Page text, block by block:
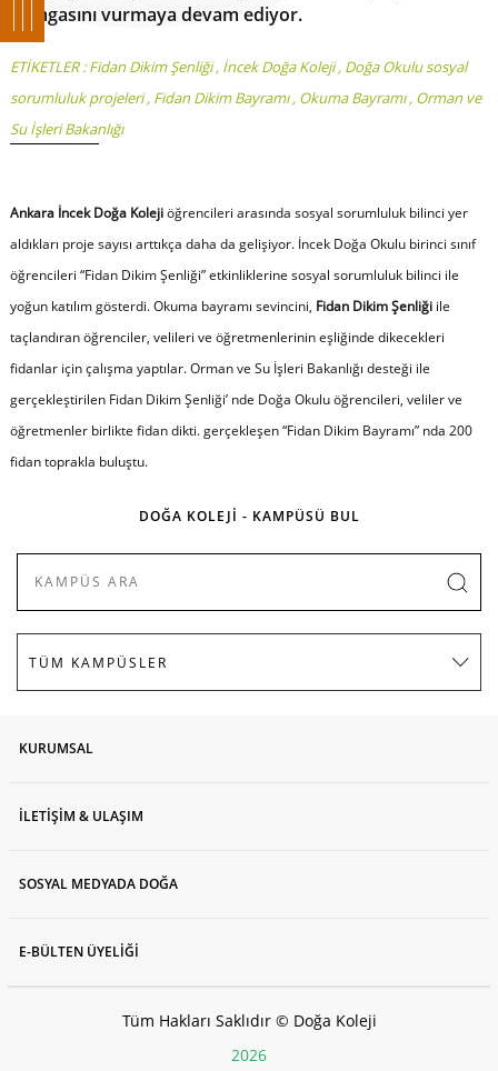
damgasını vurmaya devam ediyor.
ETİKETLER :Fidan Dikim Şenliği, İncek Doğa Koleji, Doğa Okulu sosyal
sorumluluk projeleri, Fidan Dikim Bayramı, Okuma Bayramı, Orman ve
Su İşleri Bakanlığı
Ankara İncek Doğa Kolejiöğrencileri arasında sosyal sorumluluk bilinci yer
aldıkları proje sayısı arttıkça daha da gelişiyor. İncek Doğa Okulu birinci sınıf
öğrencileri “Fidan Dikim Şenliği” etkinliklerine sosyal sorumluluk bilinci ile
yoğun katılım gösterdi. Okuma bayramı sevincini, Fidan Dikim Şenliğiile
taçlandıran öğrenciler, velileri ve öğretmenlerinin eşliğinde dikecekleri
fidanlar için çalışma yaptılar. Orman ve Su İşleri Bakanlığı desteği ile
gerçekleştirilen Fidan Dikim Şenliği’ nde Doğa Okulu öğrencileri, veliler ve
öğretmenler birlikte fidan dikti. gerçekleşen “Fidan Dikim Bayramı” nda 200
fidan toprakla buluştu.
DOĞA KOLEJİ - KAMPÜSÜ BUL
KURUMSAL
İLETİŞİM & ULAŞIM
SOSYAL MEDYADA DOĞA
E-BÜLTEN ÜYELİĞİ
Tüm Hakları Saklıdır © Doğa Koleji
2026